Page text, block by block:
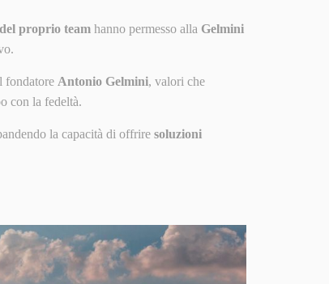
proprio team hanno permesso alla Gelmini
fondatore Antonio Gelmini, valori che
con la fedeltà.
la capacità di offrire soluzioni